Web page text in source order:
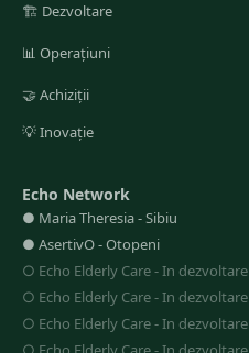
🏗️ Dezvoltare
📊 Operațiuni
🤝 Achiziții
💡Inovație
Echo Network
● Maria Theresia-Sibiu
● AsertivO-Otopeni
○ Echo Elderly Care-In dezvoltare
○ Echo Elderly Care-In dezvoltare
○ Echo Elderly Care-In dezvoltare